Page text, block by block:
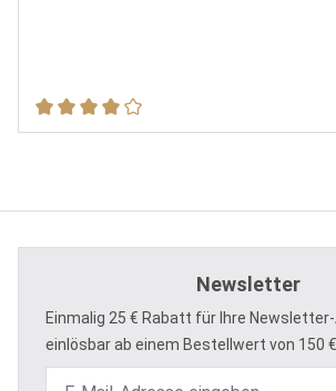
Durchschnittliche Bewertung von 4
Newsletter
Einmalig 25 € Rabatt für Ihre
einlösbar ab einem Bestellwert von 150 €